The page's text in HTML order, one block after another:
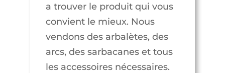
a trouver le produit qui vous
convient le mieux. Nous
vendons des arbalètes, des
arcs, des sarbacanes et tous
les accessoires nécessaires.